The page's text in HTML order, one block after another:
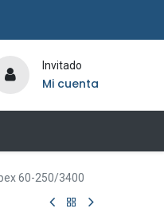
Invitado
Mi cuenta
60-250/3400